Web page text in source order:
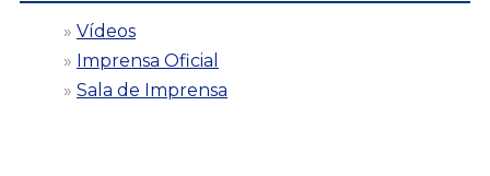
Vídeos
Imprensa Oficial
Sala de Imprensa